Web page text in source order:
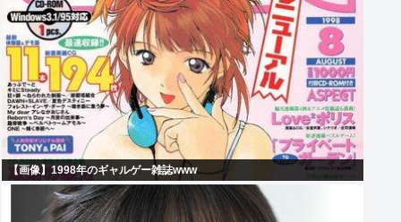
【画像】1998年のギャルゲー雑誌www